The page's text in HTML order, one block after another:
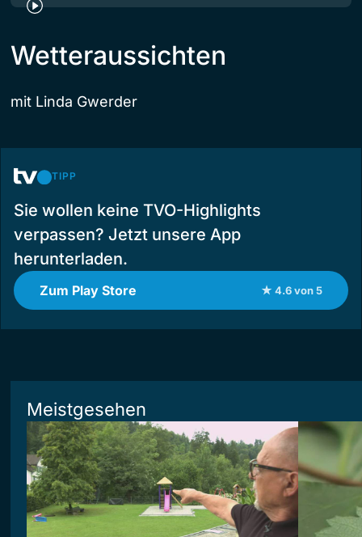
Wetteraussichten
mit Linda Gwerder
TIPP
Sie wollen keine TVO-Highlights
verpassen? Jetzt unsere App
herunterladen.
Zum Play Store ★ 4.6 von 5
Meistgesehen